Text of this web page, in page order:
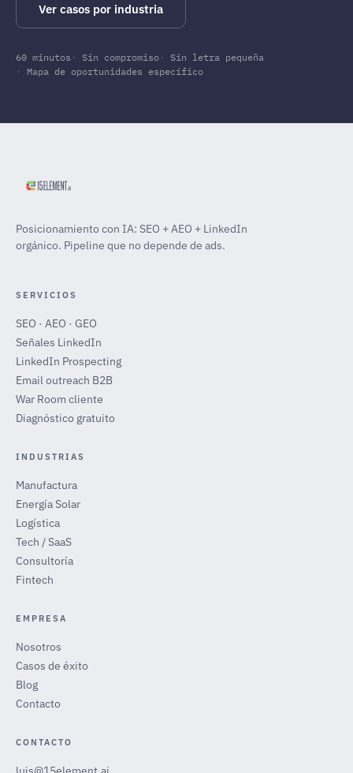
Ver casos por industria
60 minutos Sin compromiso
Sin letra pequeña
Mapa de oportunidades específico
Posicionamiento con IA: SEO + AEO + LinkedIn
orgánico. Pipeline que no depende de ads.
SERVICIOS
SEO · AEO · GEO
Señales LinkedIn
LinkedIn Prospecting
Email outreach B2B
War Room cliente
Diagnóstico gratuito
INDUSTRIAS
Manufactura
Energía Solar
Logística
Tech / SaaS
Consultoría
Fintech
EMPRESA
Nosotros
Casos de éxito
Blog
Contacto
CONTACTO